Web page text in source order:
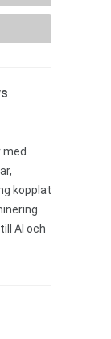
med
kopplat
AI och